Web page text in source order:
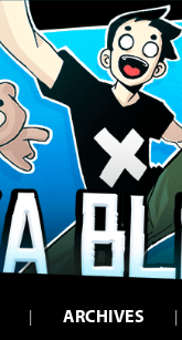
ARCHIVES